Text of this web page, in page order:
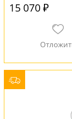
15 070 ₽